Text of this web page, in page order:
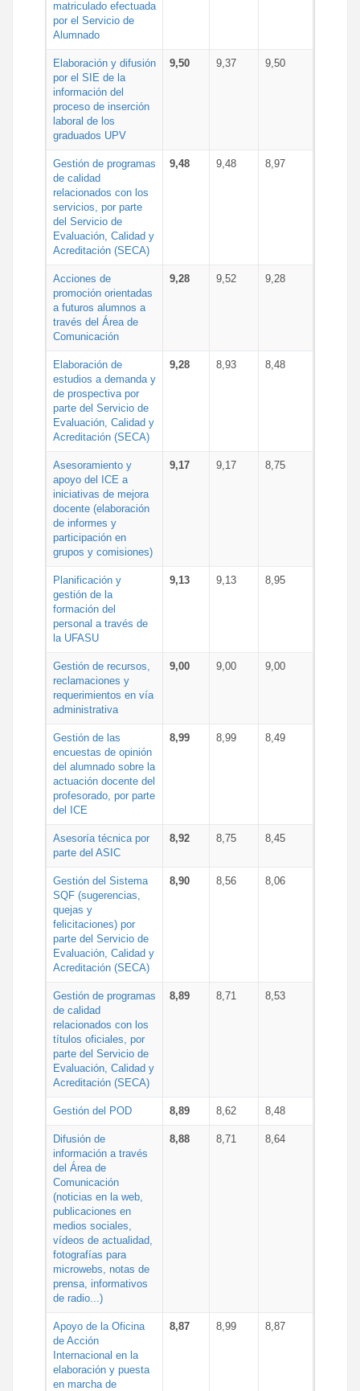
matriculado efectuada
por el Servicio de
Alumnado
Elaboración y difusión
por el SIE de la
información del
proceso de inserción
laboral de los
graduados UPV
9,50 9,37 9,50
Gestión de programas
de calidad
relacionados con los
servicios, por parte
del Servicio de
Evaluación, Calidad y
Acreditación (SECA)
9,48 9,48 8,97
Acciones de
promoción orientadas
a futuros alumnos a
través del Área de
Comunicación
9,28 9,52 9,28
Elaboración de
estudios a demanda y
de prospectiva por
parte del Servicio de
Evaluación, Calidad y
Acreditación (SECA)
9,28 8,93 8,48
Asesoramiento y
apoyo del ICE a
iniciativas de mejora
docente (elaboración
de informes y
participación en
grupos y comisiones)
9,17 9,17 8,75
Planificación y
gestión de la
formación del
personal a través de
la UFASU
9,13 9,13 8,95
Gestión de recursos,
reclamaciones y
requerimientos en vía
administrativa
9,00 9,00 9,00
Gestión de las
encuestas de opinión
del alumnado sobre la
actuación docente del
profesorado, por parte
del ICE
8,99 8,99 8,49
Asesoría técnica por
parte del ASIC
8,92 8,75 8,45
Gestión del Sistema
SQF (sugerencias,
quejas y
felicitaciones) por
parte del Servicio de
Evaluación, Calidad y
Acreditación (SECA)
8,90 8,56 8,06
Gestión de programas
de calidad
relacionados con los
títulos oficiales, por
parte del Servicio de
Evaluación, Calidad y
Acreditación (SECA)
8,89 8,71 8,53
Gestión del POD 8,89 8,62 8,48
Difusión de
información a través
del Área de
Comunicación
(noticias en la web,
publicaciones en
medios sociales,
vídeos de actualidad,
fotografías para
microwebs, notas de
prensa, informativos
de radio...)
8,88 8,71 8,64
Apoyo de la Oficina
de Acción
Internacional en la
elaboración y puesta
en marcha de
8,87 8,99 8,87